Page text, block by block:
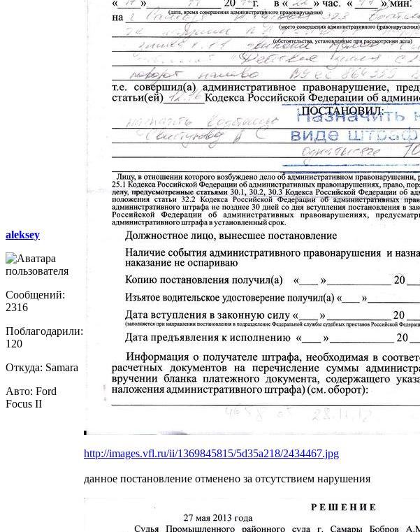
aleksey
Сообщений:
2316
Поблагодарили:
120
Откуда: Samara
Авто: Ford
Focus II
http://images.vfl.ru/ii/1369845815/5d35a218/2434467.jpg
данное постановление отменено за отсутствием нарушения